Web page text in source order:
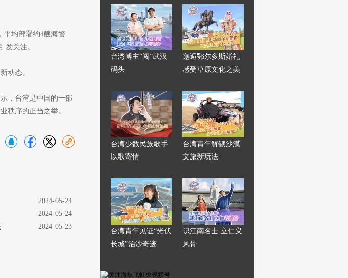
平均部署约4艘海警
发关注。
动态。
，台湾是中国的一部
秩序的正当之举。
2024-05-24
2024-05-24
2024-05-23
台湾博主“闯”武汉
码头
邂逅鄂尔多斯婚礼
感受草原文化之美
台湾少数民族歌手
以歌寄情
台湾青年解锁沙漠
文旅新玩法
台湾青年见证“光伏
长城”治沙奇迹
识江南名士 立仁义
风骨